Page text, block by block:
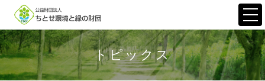
トピックス